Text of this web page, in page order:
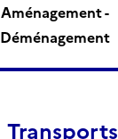
Aménagement -
Déménagement